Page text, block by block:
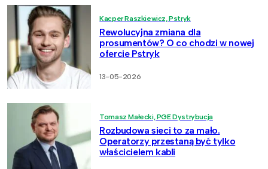
Kacper Raszkiewicz, Pstryk
Rewolucyjna zmiana dla
prosumentów? O co chodzi w nowej
ofercie Pstryk
13-05-2026
Tomasz Małecki, PGE Dystrybucja
Rozbudowa sieci to za mało.
Operatorzy przestaną być tylko
właścicielem kabli